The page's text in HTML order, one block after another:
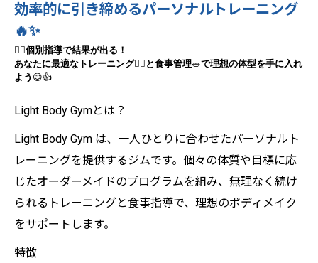
効率的に引き締めるパーソナルトレーニング
🔥✨
🧘‍♀️個別指導で結果が出る！
あなたに最適なトレーニング🏋️‍♂️ と食事管理🥗で理想の体型を手に入れ
よう 😊👍
Light Body Gymとは？
Light Body Gym は、一人ひとりに合わせたパーソナルト
レーニングを提供するジムです。個々の体質や目標に応
じたオーダーメイドのプログラムを組み、無理なく続け
られるトレーニングと食事指導で、理想のボディメイク
をサポートします。
特徴